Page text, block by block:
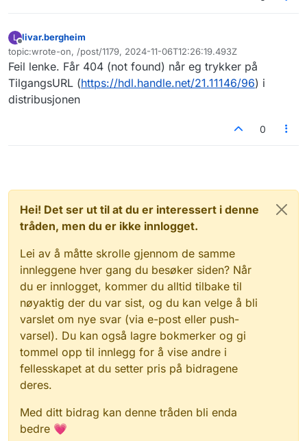
L
Frakoblet
livar.bergheim
topic:wrote-on, /post/1179, 2024-11-06T12:26:19.493Z
Sist endret av
Feil lenke. Får 404 (not found) når eg trykker på
TilgangsURL (https://hdl.handle.net/21.11146/96) i
distribusjonen
0
Hei! Det ser ut til at du er interessert i denne
tråden, men du er ikke innlogget.
Lei av å måtte skrolle gjennom de samme
innleggene hver gang du besøker siden? Når
du er innlogget, kommer du alltid tilbake til
nøyaktig der du var sist, og du kan velge å bli
varslet om nye svar (via e-post eller push-
varsel). Du kan også lagre bokmerker og gi
tommel opp til innlegg for å vise andre i
fellesskapet at du setter pris på bidragene
deres.
Med ditt bidrag kan denne tråden bli enda
bedre 💗